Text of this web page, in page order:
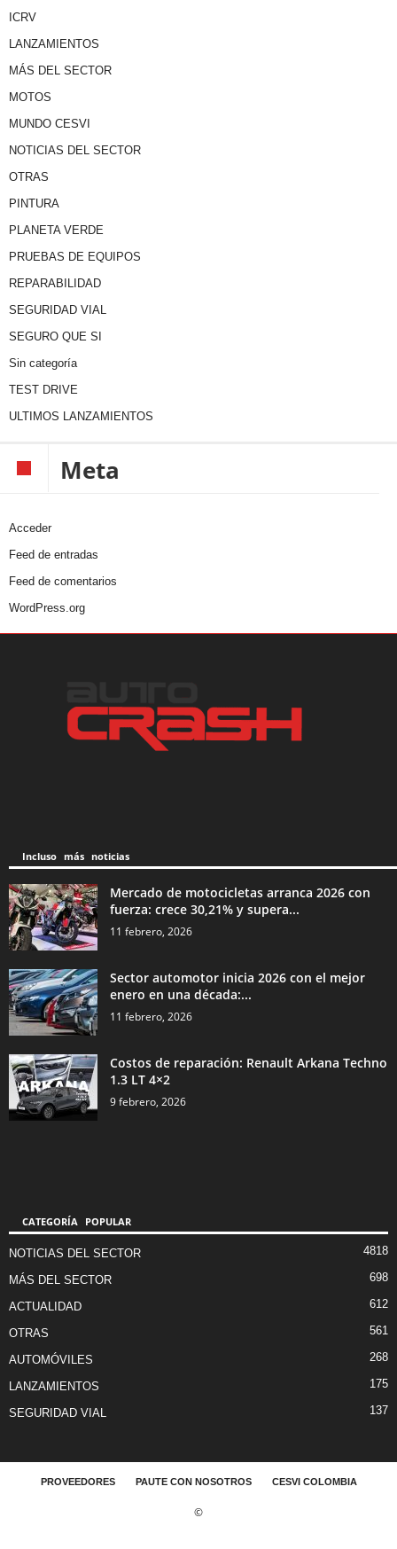
ICRV
LANZAMIENTOS
MÁS DEL SECTOR
MOTOS
MUNDO CESVI
NOTICIAS DEL SECTOR
OTRAS
PINTURA
PLANETA VERDE
PRUEBAS DE EQUIPOS
REPARABILIDAD
SEGURIDAD VIAL
SEGURO QUE SI
Sin categoría
TEST DRIVE
ULTIMOS LANZAMIENTOS
Meta
Acceder
Feed de entradas
Feed de comentarios
WordPress.org
Incluso más noticias
Mercado de motocicletas arranca 2026 con
fuerza: crece 30,21% y supera...
11 febrero, 2026
Sector automotor inicia 2026 con el mejor
enero en una década:...
11 febrero, 2026
Costos de reparación: Renault Arkana Techno
1.3 LT 4×2
9 febrero, 2026
CATEGORÍA POPULAR
NOTICIAS DEL SECTOR 4818
MÁS DEL SECTOR 698
ACTUALIDAD 612
OTRAS 561
AUTOMÓVILES 268
LANZAMIENTOS 175
SEGURIDAD VIAL 137
PROVEEDORES PAUTE CON NOSOTROS CESVI COLOMBIA
©